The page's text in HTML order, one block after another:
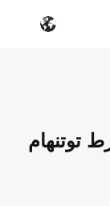
توتنهام